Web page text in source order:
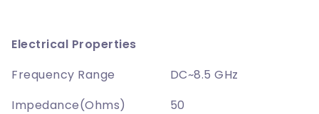
Electrical Properties
Frequency Range
DC~8.5 GHz
Impedance(Ohms)
50